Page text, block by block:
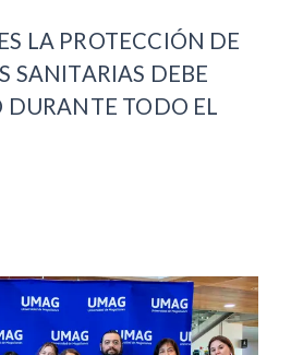
LA PROTECCIÓN DE
SANITARIAS DEBE
DURANTE TODO EL